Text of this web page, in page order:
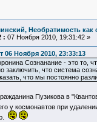
Необратимость как
: 07 Ноября 2010, 19:31:42 »
06 Ноября 2010, 23:33:13
Сознанание - это то,
заключить, что система
что мы постоянно
Пузикова в
у космонавтов при